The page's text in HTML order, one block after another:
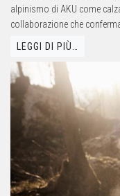
alpinismo di AKU come
collaborazione che conferma
LEGGI DI PIÙ…